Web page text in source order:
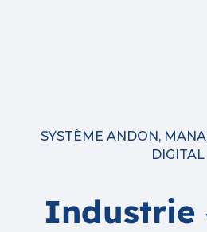
SYSTÈME ANDON,
DIGITAL
Industrie